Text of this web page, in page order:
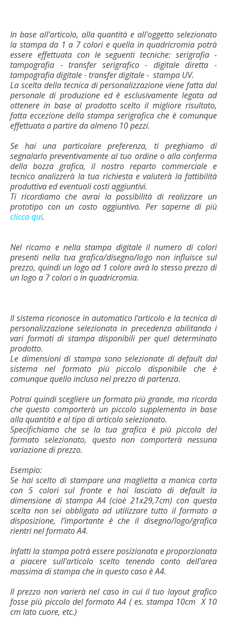
In base all'articolo, alla quantità e all'oggetto selezionato
la stampa da 1 a 7 colori e quella in quadricromia potrà
essere effettuata con le seguenti tecniche: serigrafia -
tampografia - transfer serigrafico - digitale diretta -
tampografia digitale - transfer digitale - stampa UV.
La scelta della tecnica di personalizzazione viene fatta dal
personale di produzione ed è esclusivamente legata ad
ottenere in base al prodotto scelto il migliore risultato,
fatta eccezione della stampa serigrafica che è comunque
effettuata a partire da almeno 10 pezzi.
Se hai una particolare preferenza, ti preghiamo di
segnalarlo preventivamente al tuo ordine o alla conferma
della bozza grafica, il nostro reparto commerciale e
tecnico analizzerà la tua richiesta e valuterà la fattibilità
produttiva ed eventuali costi aggiuntivi.
Ti ricordiamo che avrai la possibilità di realizzare un
prototipo con un costo aggiuntivo. Per saperne di più
clicca qui.
Nel ricamo e nella stampa digitale il numero di colori
presenti nella tua grafica/disegno/logo non influisce sul
prezzo, quindi un logo ad 1 colore avrà lo stesso prezzo di
un logo a 7 colori o in quadricromia.
Il sistema riconosce in automatico l'articolo e la tecnica di
personalizzazione selezionata in precedenza abilitando i
vari formati di stampa disponibili per quel determinato
prodotto.
Le dimensioni di stampa sono selezionate di default dal
sistema nel formato più piccolo disponibile che è
comunque quello incluso nel prezzo di partenza.
Potrai quindi scegliere un formato più grande, ma ricorda
che questo comporterà un piccolo supplemento in base
alla quantità e al tipo di articolo selezionato.
Specifichiamo che se la tua grafica è più piccola del
formato selezionato, questo non comporterà nessuna
variazione di prezzo.
Esempio:
Se hai scelto di stampare una maglietta a manica corta
con 5 colori sul fronte e hai lasciato di default la
dimensione di stampa A4 (cioè 21x29,7cm) con questa
scelta non sei obbligato ad utilizzare tutto il formato a
disposizione, l’importante è che il disegno/logo/grafica
rientri nel formato A4.
Infatti la stampa potrà essere posizionata e proporzionata
a piacere sull'articolo scelto tenendo conto dell'area
massima di stampa che in questo caso è A4.
Il prezzo non varierà nel caso in cui il tuo layout grafico
fosse più piccolo del formato A4 ( es. stampa 10cm X 10
cm lato cuore, etc.)